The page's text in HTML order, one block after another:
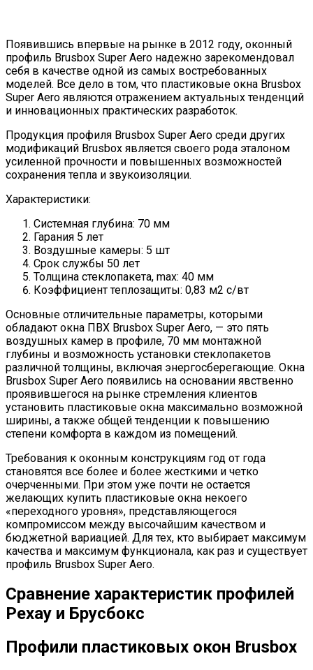
Появившись впервые на рынке в 2012 году, оконный
профиль Brusbox Super Aero надежно зарекомендовал
себя в качестве одной из самых востребованных
моделей. Все дело в том, что пластиковые окна Brusbox
Super Aero являются отражением актуальных тенденций
и инновационных практических разработок.
Продукция профиля Brusbox Super Aero среди других
модификаций Brusbox является своего рода эталоном
усиленной прочности и повышенных возможностей
сохранения тепла и звукоизоляции.
Характеристики:
Системная глубина: 70 мм
Гарания 5 лет
Воздушные камеры: 5 шт
Срок службы 50 лет
Толщина стеклопакета, max: 40 мм
Коэффициент теплозащиты: 0,83 м2 с/вт
Основные отличительные параметры, которыми
обладают окна ПВХ Brusbox Super Aero, — это пять
воздушных камер в профиле, 70 мм монтажной
глубины и возможность установки стеклопакетов
различной толщины, включая энергосберегающие. Окна
Brusbox Super Aero появились на основании явственно
проявившегося на рынке стремления клиентов
установить пластиковые окна максимально возможной
ширины, а также общей тенденции к повышению
степени комфорта в каждом из помещений.
Требования к оконным конструкциям год от года
становятся все более и более жесткими и четко
очерченными. При этом уже почти не остается
желающих купить пластиковые окна некоего
«переходного уровня», представляющегося
компромиссом между высочайшим качеством и
бюджетной вариацией. Для тех, кто выбирает максимум
качества и максимум функционала, как раз и существует
профиль Brusbox Super Aero.
Сравнение характеристик профилей
Рехау и Брусбокс
Профили пластиковых окон Brusbox